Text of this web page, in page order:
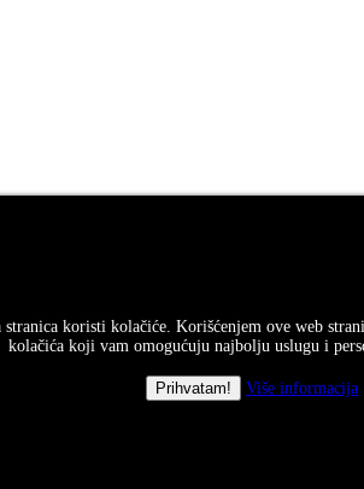
stranica koristi kolačiće. Korišćenjem ove web
kolačića koji vam omogućuju najbolju uslugu i
Više informacija